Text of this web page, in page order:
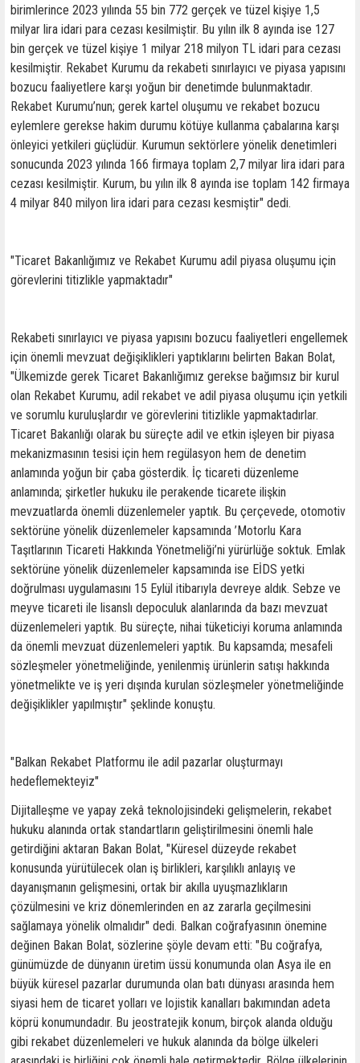
birimlerince 2023 yılında 55 bin 772 gerçek ve tüzel kişiye 1,5
milyar lira idari para cezası kesilmiştir. Bu yılın ilk 8 ayında ise 127
bin gerçek ve tüzel kişiye 1 milyar 218 milyon TL idari para cezası
kesilmiştir. Rekabet Kurumu da rekabeti sınırlayıcı ve piyasa yapısını
bozucu faaliyetlere karşı yoğun bir denetimde bulunmaktadır.
Rekabet Kurumu’nun; gerek kartel oluşumu ve rekabet bozucu
eylemlere gerekse hakim durumu kötüye kullanma çabalarına karşı
önleyici yetkileri güçlüdür. Kurumun sektörlere yönelik denetimleri
sonucunda 2023 yılında 166 firmaya toplam 2,7 milyar lira idari para
cezası kesilmiştir. Kurum, bu yılın ilk 8 ayında ise toplam 142 firmaya
4 milyar 840 milyon lira idari para cezası kesmiştir" dedi.
"Ticaret Bakanlığımız ve Rekabet Kurumu adil piyasa oluşumu için
görevlerini titizlikle yapmaktadır"
Rekabeti sınırlayıcı ve piyasa yapısını bozucu faaliyetleri engellemek
için önemli mevzuat değişiklikleri yaptıklarını belirten Bakan Bolat,
"Ülkemizde gerek Ticaret Bakanlığımız gerekse bağımsız bir kurul
olan Rekabet Kurumu, adil rekabet ve adil piyasa oluşumu için yetkili
ve sorumlu kuruluşlardır ve görevlerini titizlikle yapmaktadırlar.
Ticaret Bakanlığı olarak bu süreçte adil ve etkin işleyen bir piyasa
mekanizmasının tesisi için hem regülasyon hem de denetim
anlamında yoğun bir çaba gösterdik. İç ticareti düzenleme
anlamında; şirketler hukuku ile perakende ticarete ilişkin
mevzuatlarda önemli düzenlemeler yaptık. Bu çerçevede, otomotiv
sektörüne yönelik düzenlemeler kapsamında ’Motorlu Kara
Taşıtlarının Ticareti Hakkında Yönetmeliği’ni yürürlüğe soktuk. Emlak
sektörüne yönelik düzenlemeler kapsamında ise EİDS yetki
doğrulması uygulamasını 15 Eylül itibarıyla devreye aldık. Sebze ve
meyve ticareti ile lisanslı depoculuk alanlarında da bazı mevzuat
düzenlemeleri yaptık. Bu süreçte, nihai tüketiciyi koruma anlamında
da önemli mevzuat düzenlemeleri yaptık. Bu kapsamda; mesafeli
sözleşmeler yönetmeliğinde, yenilenmiş ürünlerin satışı hakkında
yönetmelikte ve iş yeri dışında kurulan sözleşmeler yönetmeliğinde
değişiklikler yapılmıştır" şeklinde konuştu.
"Balkan Rekabet Platformu ile adil pazarlar oluşturmayı
hedeflemekteyiz"
Dijitalleşme ve yapay zekâ teknolojisindeki gelişmelerin, rekabet
hukuku alanında ortak standartların geliştirilmesini önemli hale
getirdiğini aktaran Bakan Bolat, "Küresel düzeyde rekabet
konusunda yürütülecek olan iş birlikleri, karşılıklı anlayış ve
dayanışmanın gelişmesini, ortak bir akılla uyuşmazlıkların
çözülmesini ve kriz dönemlerinden en az zararla geçilmesini
sağlamaya yönelik olmalıdır" dedi. Balkan coğrafyasının önemine
değinen Bakan Bolat, sözlerine şöyle devam etti: "Bu coğrafya,
günümüzde de dünyanın üretim üssü konumunda olan Asya ile en
büyük küresel pazarlar durumunda olan batı dünyası arasında hem
siyasi hem de ticaret yolları ve lojistik kanalları bakımından adeta
köprü konumundadır. Bu jeostratejik konum, birçok alanda olduğu
gibi rekabet düzenlemeleri ve hukuk alanında da bölge ülkeleri